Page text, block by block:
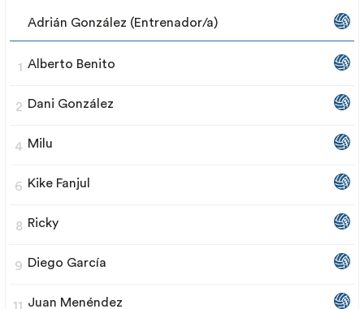
Adrián González (Entrenador/a)
1 Alberto Benito
2 Dani González
4 Milu
6 Kike Fanjul
8 Ricky
9 Diego García
11 Juan Menéndez